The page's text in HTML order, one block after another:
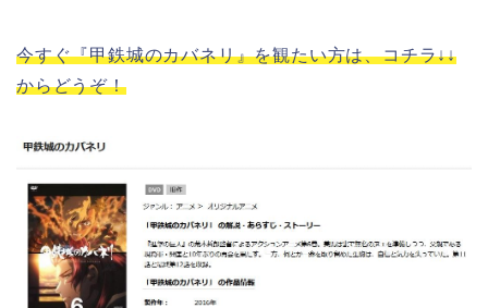
今すぐ『甲鉄城のカバネリ』を観たい方は、コチラ↓↓
からどうぞ！